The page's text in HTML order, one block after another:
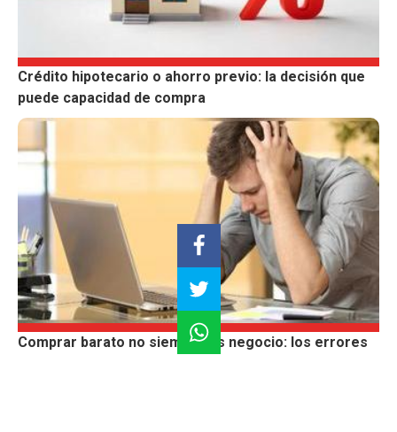
Crédito hipotecario o ahorro previo: la decisión que
puede capacidad de compra
Comprar barato no siempre es negocio: los errores